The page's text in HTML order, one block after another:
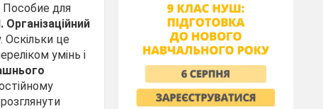
Пособие для
Організаційний
Оскільки це
умінь і